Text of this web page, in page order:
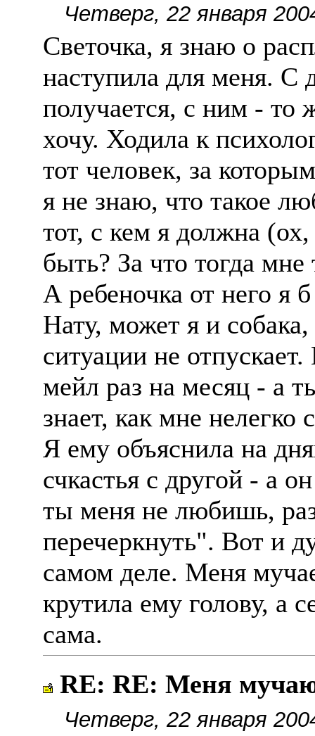
Четверг, 22 января
Светочка, я знаю о
наступила для меня. С
получается, с ним - то
хочу. Ходила к
тот человек, за
я не знаю, что такое
тот, с кем я должна
быть? За что тогда
А ребеночка от него я
Нату, может я и
ситуации не
мейл раз на месяц - а
знает, как мне нелегко
Я ему объяснила на
счкастья с другой - а
ты меня не любишь,
перечеркнуть". Вот и
самом деле. Меня
крутила ему голову, а
сама.
RE: RE: Меня
Четверг, 22 января